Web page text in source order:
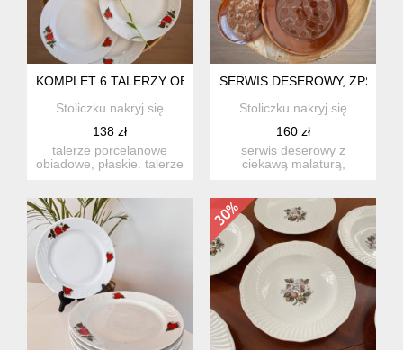
KOMPLET 6 TALERZY OBIADOWYCH Z TRUSKAWKAMI,
Stoliczku nakryj się
138 zł
talerze porcelanowe
obiadowe, płaskie. talerze
SERWIS DESEROWY, ZPS
Stoliczku nakryj się
160 zł
serwis deserowy z
ciekawą malaturą,